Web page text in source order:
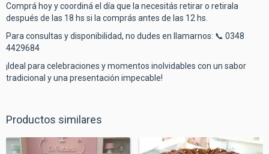
Comprá hoy y coordiná el día que la necesitás retirar o retirala
después de las 18 hs si la comprás antes de las 12 hs.
Para consultas y disponibilidad, no dudes en llamarnos: 📞 0348
4429684
¡Ideal para celebraciones y momentos inolvidables con un sabor
tradicional y una presentación impecable!
Productos similares